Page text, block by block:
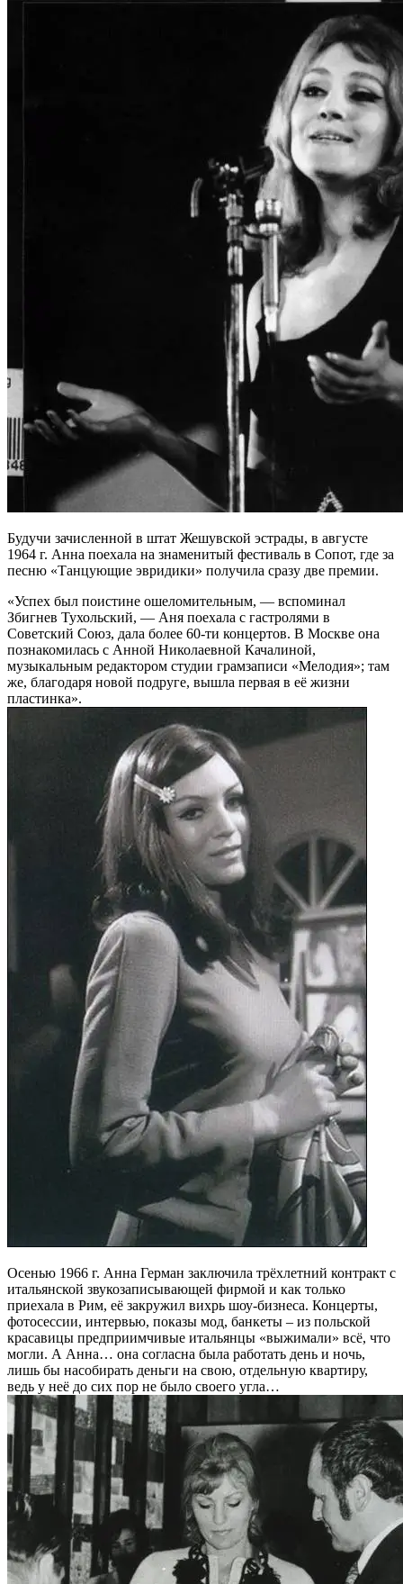
Будучи зачисленной в штат Жешувской эстрады, в августе
1964 г. Анна поехала на знаменитый фестиваль в Сопот, где за
песню «Танцующие эвридики» получила сразу две премии.
«Успех был поистине ошеломительным, — вспоминал
Збигнев Тухольский, — Аня поехала с гастролями в
Советский Союз, дала более 60-ти концертов. В Москве она
познакомилась с Анной Николаевной Качалиной,
музыкальным редактором студии грамзаписи «Мелодия»; там
же, благодаря новой подруге, вышла первая в её жизни
пластинка».
Осенью 1966 г. Анна Герман заключила трёхлетний контракт с
итальянской звукозаписывающей фирмой и как только
приехала в Рим, её закружил вихрь шоу-бизнеса. Концерты,
фотосессии, интервью, показы мод, банкеты – из польской
красавицы предприимчивые итальянцы «выжимали» всё, что
могли. А Анна… она согласна была работать день и ночь,
лишь бы насобирать деньги на свою, отдельную квартиру,
ведь у неё до сих пор не было своего угла…